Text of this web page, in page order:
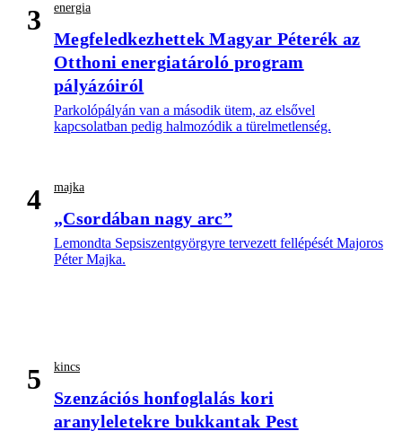
3 energia
Megfeledkezhettek Magyar Péterék az
Otthoni energiatároló program
pályázóiról
Parkolópályán van a második ütem, az elsővel
kapcsolatban pedig halmozódik a türelmetlenség.
4 majka
„Csordában nagy arc”
Lemondta Sepsiszentgyörgyre tervezett fellépését Majoros
Péter Majka.
5 kincs
Szenzációs honfoglalás kori
aranyleletekre bukkantak Pest